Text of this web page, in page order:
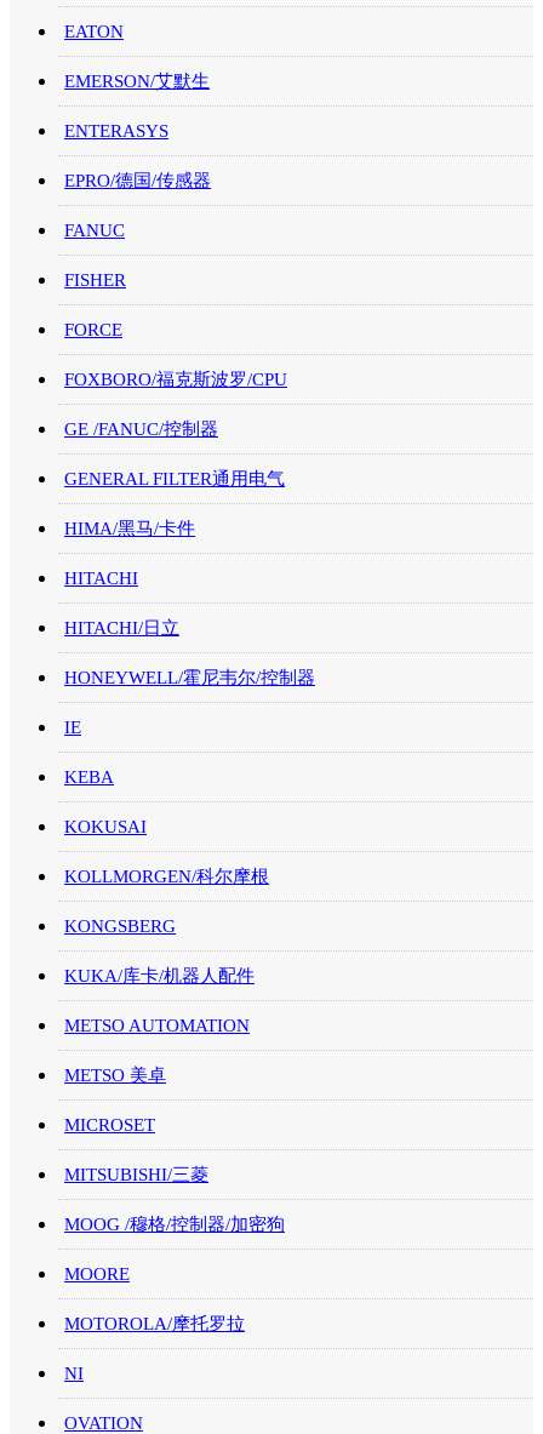
EATON
EMERSON/艾默生
ENTERASYS
EPRO/德国/传感器
FANUC
FISHER
FORCE
FOXBORO/福克斯波罗/CPU
GE /FANUC/控制器
GENERAL FILTER通用电气
HIMA/黑马/卡件
HITACHI
HITACHI/日立
HONEYWELL/霍尼韦尔/控制器
IE
KEBA
KOKUSAI
KOLLMORGEN/科尔摩根
KONGSBERG
KUKA/库卡/机器人配件
METSO AUTOMATION
METSO 美卓
MICROSET
MITSUBISHI/三菱
MOOG /穆格/控制器/加密狗
MOORE
MOTOROLA/摩托罗拉
NI
OVATION